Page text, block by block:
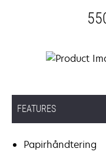
FEATURES
Papirhåndtering